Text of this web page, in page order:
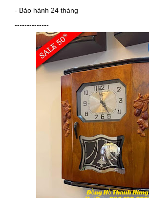
- Bảo hành 24 tháng
--------------